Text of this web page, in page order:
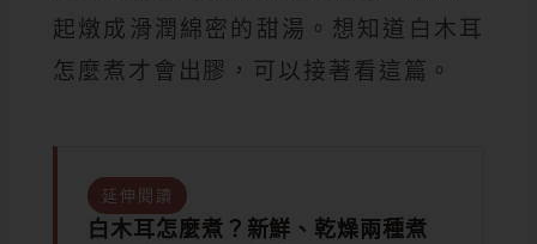
起燉成滑潤綿密的甜湯。想知道白木耳
怎麼煮才會出膠，可以接著看這篇。
延伸閱讀
白木耳怎麼煮？新鮮、乾燥兩種煮